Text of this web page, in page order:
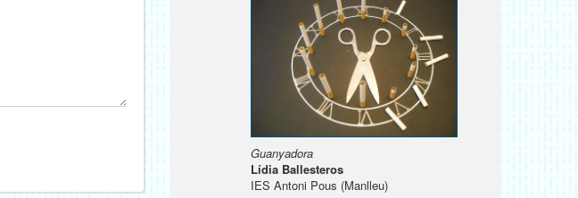
Guanyadora
Lídia Ballesteros
IES Antoni Pous (Manlleu)